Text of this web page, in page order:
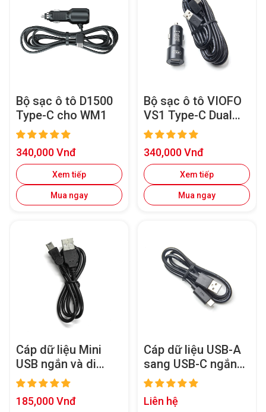
Bộ sạc ô tô D1500
Type-C cho WM1
Giá
bán
340,000 Vnđ
Xem tiếp
Mua ngay
Bộ sạc ô tô VIOFO
VS1 Type-C Dual
USB kèm cáp nguồn
dài 11,48 ft
Giá
bán
340,000 Vnđ
Xem tiếp
Mua ngay
Cáp dữ liệu Mini
USB ngắn và di
động cho camera
hành trình VIOFO
có cổng Mini
Giá
185,000 Vnđ
Cáp dữ liệu USB-A
sang USB-C ngắn
và di động cho
camera hành trình
VIOFO có cổng
Giá
Liên hệ